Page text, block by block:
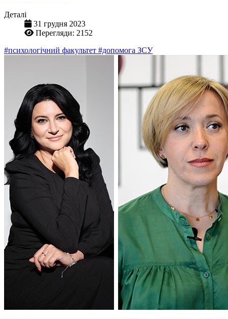
Деталі
31 грудня 2023
Перегляди: 2152
#психологічний факультет #допомога ЗСУ